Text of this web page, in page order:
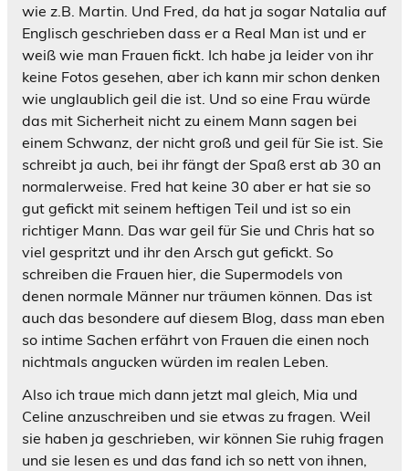
wie z.B. Martin. Und Fred, da hat ja sogar Natalia auf
Englisch geschrieben dass er a Real Man ist und er
weiß wie man Frauen fickt. Ich habe ja leider von ihr
keine Fotos gesehen, aber ich kann mir schon denken
wie unglaublich geil die ist. Und so eine Frau würde
das mit Sicherheit nicht zu einem Mann sagen bei
einem Schwanz, der nicht groß und geil für Sie ist. Sie
schreibt ja auch, bei ihr fängt der Spaß erst ab 30 an
normalerweise. Fred hat keine 30 aber er hat sie so
gut gefickt mit seinem heftigen Teil und ist so ein
richtiger Mann. Das war geil für Sie und Chris hat so
viel gespritzt und ihr den Arsch gut gefickt. So
schreiben die Frauen hier, die Supermodels von
denen normale Männer nur träumen können. Das ist
auch das besondere auf diesem Blog, dass man eben
so intime Sachen erfährt von Frauen die einen noch
nichtmals angucken würden im realen Leben.
Also ich traue mich dann jetzt mal gleich, Mia und
Celine anzuschreiben und sie etwas zu fragen. Weil
sie haben ja geschrieben, wir können Sie ruhig fragen
und sie lesen es und das fand ich so nett von ihnen,